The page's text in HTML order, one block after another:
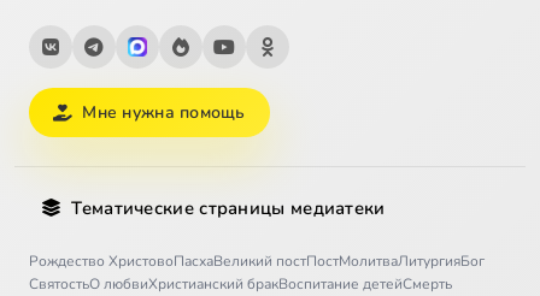
Мне нужна помощь
Тематические страницы медиатеки
Рождество ХристовоПасхаВеликий постПостМолитваЛитургияБог
СвятостьО любвиХристианский бракВоспитание детейСмерть